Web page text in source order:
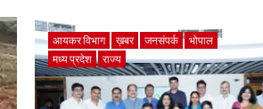
आयकर विभाग ख़बर जनसंपर्क
भोपाल
मध्य प्रदेश
राज्य